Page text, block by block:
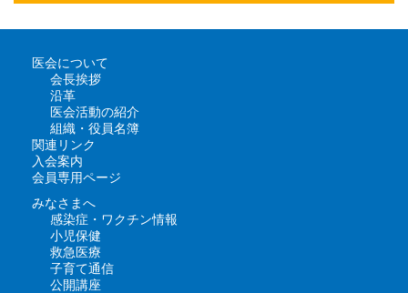
医会について
会長挨拶
沿革
医会活動の紹介
組織・役員名簿
関連リンク
入会案内
会員専用ページ
みなさまへ
感染症・ワクチン情報
小児保健
救急医療
子育て通信
公開講座